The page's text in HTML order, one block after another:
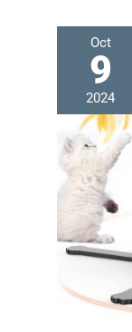
Oct
9
2024